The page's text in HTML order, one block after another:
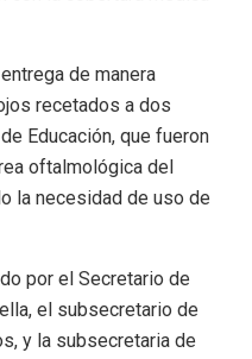
de manera
recetados a dos
Educación, que fueron
oftalmológica del
la necesidad de uso de
por el Secretario de
el subsecretario de
y la subsecretaria de